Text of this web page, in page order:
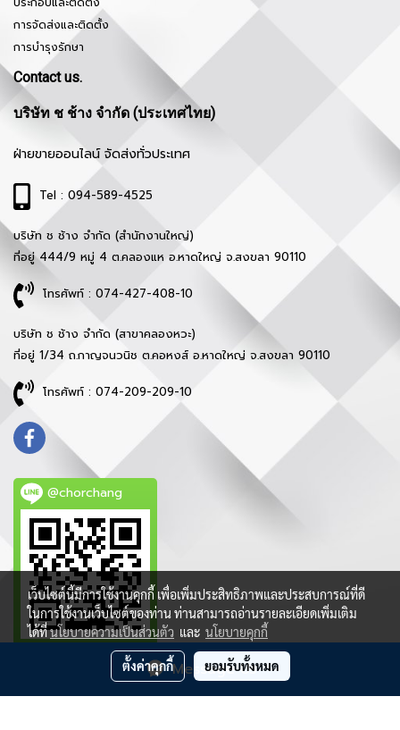
Message Us
การจัดส่งและติดตั้ง
การบำรุงรักษา
Contact us.
บริษัท ช ช้าง จำกัด (ประเทศไทย)
ฝ่ายขายออนไลน์ จัดส่งทั่วประเทศ
Tel : 094-589-4525
บริษัท ช ช้าง จำกัด (สำนักงานใหญ่)
ที่อยู่ 444/9 หมู่ 4 ต.คลองแห อ.หาดใหญ่ จ.สงขลา 90110
โทรศัพท์ : 074-427-408-10
บริษัท ช ช้าง จำกัด (สาขาคลองหวะ)
ที่อยู่ 1/34 ถ.กาญจนวนิช ต.คอหงส์ อ.หาดใหญ่ จ.สงขลา 90110
โทรศัพท์ : 074-209-209-10
@chorchang
ลิขสิทธิ์ © 2021 บริษัท ช ช้าง จำกัด - สงวนสิทธิ์ทุกประการ
เว็บไซต์นี้มีการใช้งานคุกกี้ เพื่อเพิ่มประสิทธิภาพและประสบการณ์ที่ดี
ในการใช้งานเว็บไซต์ของท่าน ท่านสามารถอ่านรายละเอียดเพิ่มเติม
ได้ที่นโยบายความเป็นส่วนตัว และ นโยบายคุกกี้
ตั้งค่าคุกกี้ ยอมรับทั้งหมด